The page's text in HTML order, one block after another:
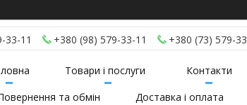
33-11 +380 (98) 579-33-11 +380 (73) 579-
Товари і послуги
Контакти
та обмін
Доставка і оплата